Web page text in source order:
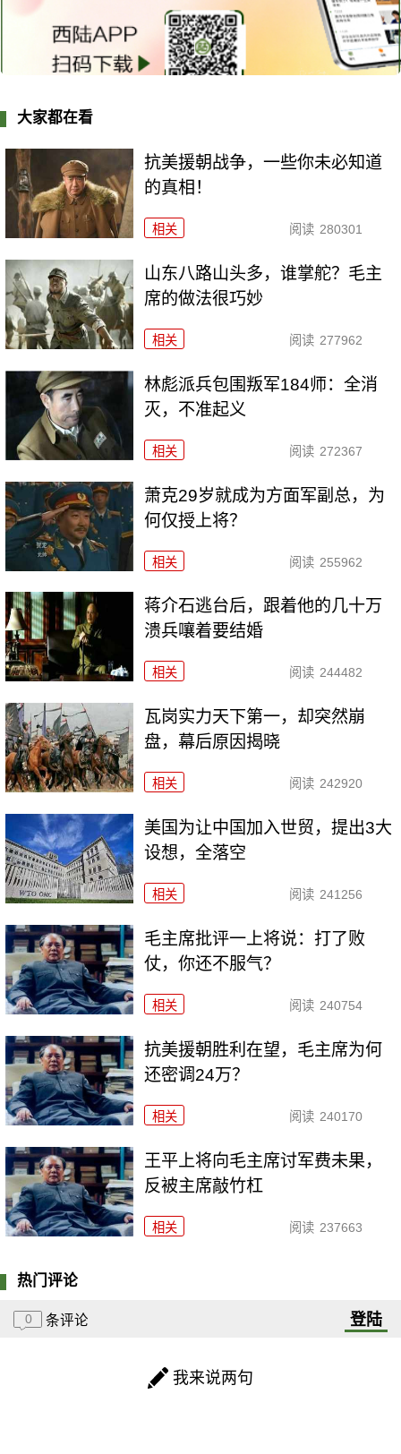
大家都在看
抗美援朝战争，一些你未必知道
的真相！
相关 阅读 280301
山东八路山头多，谁掌舵？毛主
席的做法很巧妙
相关 阅读 277962
林彪派兵包围叛军184师：全消
灭，不准起义
相关 阅读 272367
萧克29岁就成为方面军副总，为
何仅授上将？
相关 阅读 255962
蒋介石逃台后，跟着他的几十万
溃兵嚷着要结婚
相关 阅读 244482
瓦岗实力天下第一，却突然崩
盘，幕后原因揭晓
相关 阅读 242920
美国为让中国加入世贸，提出3大
设想，全落空
相关 阅读 241256
毛主席批评一上将说：打了败
仗，你还不服气？
相关 阅读 240754
抗美援朝胜利在望，毛主席为何
还密调24万？
相关 阅读 240170
王平上将向毛主席讨军费未果，
反被主席敲竹杠
相关 阅读 237663
热门评论
0 条评论 登陆
我来说两句